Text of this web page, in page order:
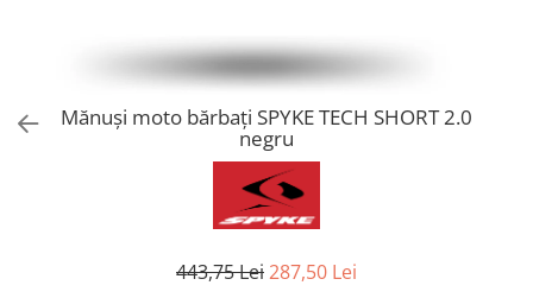
CAGULE SI PROTECTII GAT
ECHIPAMENTE HARD
PLOAIE
TERMICE
Ochelari Personalizabili
Stickere & Grafică
Mănuși moto bărbați SPYKE TECH SHORT 2.0
negru
443,75 Lei287,50 Lei